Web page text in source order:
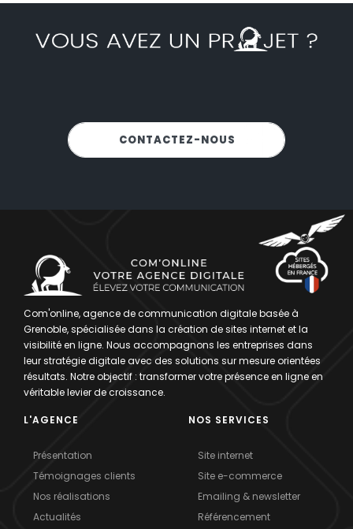
NOUS SOMMES-LÀ POUR VOUS
!
CONTACTEZ-NOUS
Com'online, agence de communication digitale basée à
Grenoble, spécialisée dans la création de sites internet et la
visibilité en ligne. Nous accompagnons les entreprises dans
leur stratégie digitale avec des solutions sur mesure orientées
résultats. Notre objectif : transformer votre présence en ligne en
véritable levier de croissance.
L'AGENCE
Présentation
Témoignages clients
Nos réalisations
Actualités
NOS SERVICES
Site internet
Site e-commerce
Emailing & newsletter
Référencement